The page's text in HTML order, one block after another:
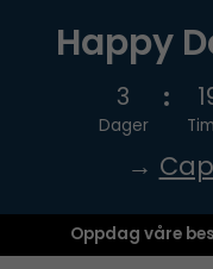
Happy
3
Dager
→
Oppdag våre